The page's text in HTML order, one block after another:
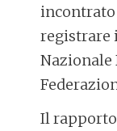
registrare
Nazionale
Il